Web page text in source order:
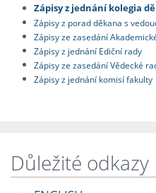
Zápisy z jednání kolegia
Zápisy z porad děkana s
Zápisy ze zasedání
Zápisy z jednání Ediční rady
Zápisy ze zasedání Vědecké
Zápisy z jednání komisí fakulty
Důležité odkazy